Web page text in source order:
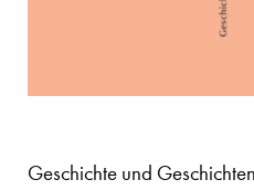
Geschichte und